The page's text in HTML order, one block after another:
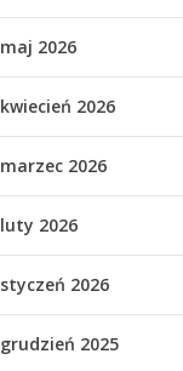
maj 2026
kwiecień 2026
marzec 2026
luty 2026
styczeń 2026
grudzień 2025